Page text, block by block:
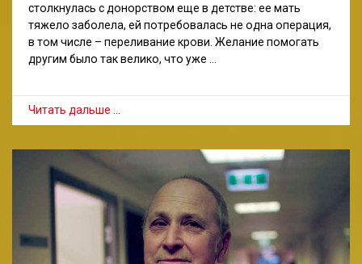
столкнулась с донорством еще в детстве: ее мать
тяжело заболела, ей потребовалась не одна операция,
в том числе – переливание крови. Желание помогать
другим было так велико, что уже …
Читать дальше …